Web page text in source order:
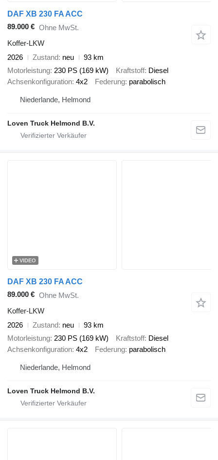
DAF XB 230 FA ACC
89.000 € Ohne MwSt.
Koffer-LKW
2026
Zustand neu
93 km
Motorleistung 230 PS (169 kW) Kraftstoff Diesel
Achsenkonfiguration 4x2 Federung parabolisch
Niederlande, Helmond
Loven Truck Helmond B.V.
VIDEO
DAF XB 230 FA ACC
89.000 € Ohne MwSt.
Koffer-LKW
2026
Zustand neu
93 km
Motorleistung 230 PS (169 kW) Kraftstoff Diesel
Achsenkonfiguration 4x2 Federung parabolisch
Niederlande, Helmond
Loven Truck Helmond B.V.